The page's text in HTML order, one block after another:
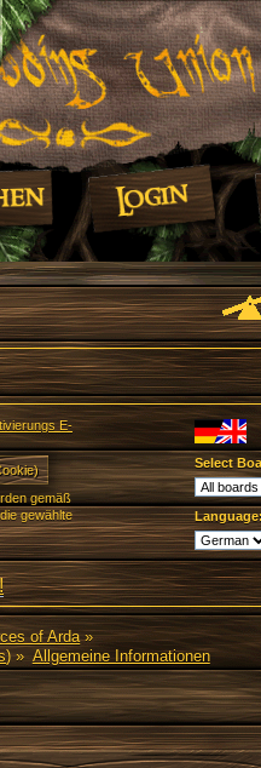
E-
gemäß
gewählte
Select
of Arda»
) » Allgemeine Informationen